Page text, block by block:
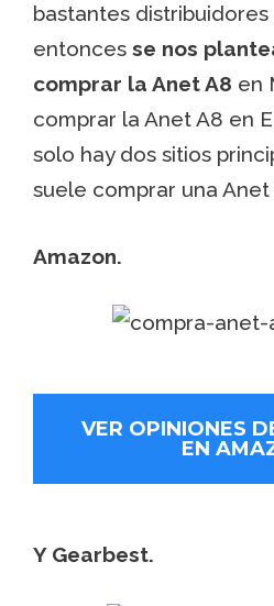
bastantes
entonces se nos
comprar la Anet A8 en
comprar la Anet A8 en
solo hay dos sitios
suele comprar una Anet
Amazon.
VER OPINIONES
EN
Y Gearbest.